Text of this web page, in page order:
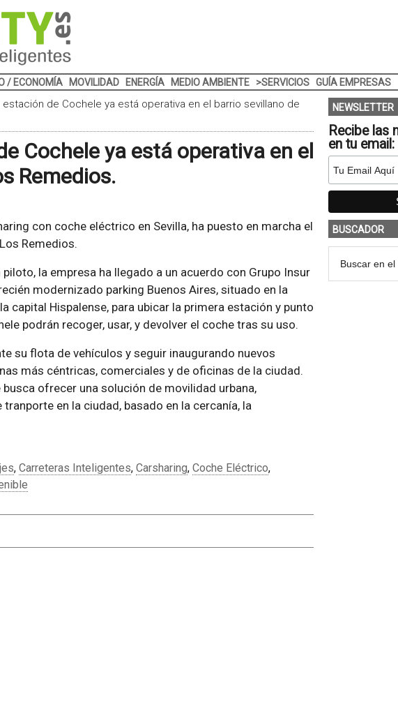
/ ECONOMÍA MOVILIDAD ENERGÍA MEDIO AMBIENTE >SERVICIOS GUÍA EMPRESAS
estación de Cochele ya está operativa en el barrio sevillano de
Cochele ya está operativa en el
Remedios.
con coche eléctrico en Sevilla, ha puesto en marcha el
Remedios.
la empresa ha llegado a un acuerdo con Grupo Insur
modernizado parking Buenos Aires, situado en la
capital Hispalense, para ubicar la primera estación y punto
podrán recoger, usar, y devolver el coche tras su uso.
su flota de vehículos y seguir inaugurando nuevos
más céntricas, comerciales y de oficinas de la ciudad.
ofrecer una solución de movilidad urbana,
en la ciudad, basado en la cercanía, la
, Carreteras Inteligentes, Carsharing, Coche Eléctrico,
NEWSLETTER
Recibe las
en tu email:
BUSCADOR